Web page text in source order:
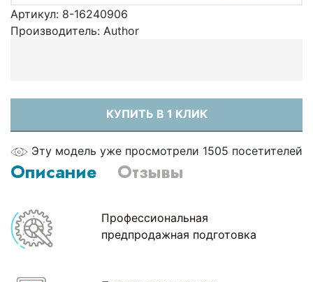
Артикул: 8-16240906
Производитель: Author
КУПИТЬ В 1 КЛИК
Эту модель уже просмотрели 1505 посетителей
Описание Отзывы
Профессиональная
предпродажная подготовка